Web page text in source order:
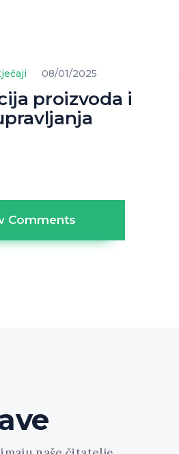
08/01/2025
proizvoda i
Comments